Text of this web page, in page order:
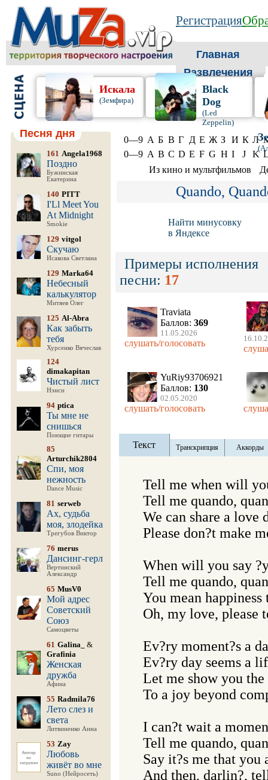
Регистрация
Главная
Развлечения
Искала
(Земфира)
Black
Dog
(Led
Zeppelin)
Песня дня
161 Angela1968
Поздно
Бужинская
Екатерина
140 PITT
I'Ll Meet You
At Midnight
Smokie
129 vitgol
Скучаю
Исакова Светлана
129 Marka64
Небесный
калькулятор
Митяев Олег
125 Al-Abra
Как забыть
тебя
Хурсенко Вячеслав
124
dimakapitan
Чистый лист
Нэнси
94 ptica
Ты мне не
снишься
Поющие гитары
85
Arturchik2804
Спи, моя
нежность
Dance Music
81 serweb
Ах, судьба
моя, злодейка
Трегубов Виктор
76 merus
Дансинг-герл
Вертинский
Александр
65 MusV0
Мой адрес
Советский
Союз
Самоцветы
61 Galina_
&
Grafinia
Женская
дружба
Афина
55 Radmila76
Лето слез и
света
Литвиненко Анна
53 Zay
Любовь
живёт во мне
Suno (Нейросеть)
0—9 А Б В Г Д Е Ж З И К Л
0—9 A B C D E F G H I J K
Из кино и мультфильмов
Quando,
Найти минусовку
в Яндексе
Примеры исполнения
песни: 17
Traviata
Баллов: 369
11.05.2026
слушать/голосовать
YuRiy93706921
Баллов: 130
02.05.2020
слушать/голосовать
Текст Транскрипция Аккорды
Tell me when will
Tell me quando,
We can share a love
Please don?t make
When will you say
Tell me quando,
You mean
Oh, my love, please
Ev?ry moment?s a
Ev?ry day seems a
Let me show you
To a joy beyond
I can?t wait a
Tell me quando,
Say it?s me that you
And then, darlin?,